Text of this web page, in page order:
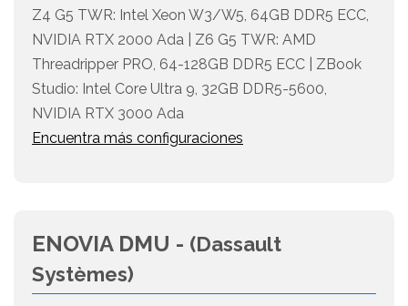
Z4 G5 TWR: Intel Xeon W3/W5, 64GB DDR5 ECC,
NVIDIA RTX 2000 Ada | Z6 G5 TWR: AMD
Threadripper PRO, 64-128GB DDR5 ECC | ZBook
Studio: Intel Core Ultra 9, 32GB DDR5-5600,
NVIDIA RTX 3000 Ada
Encuentra más configuraciones
ENOVIA DMU - (Dassault
Systèmes)